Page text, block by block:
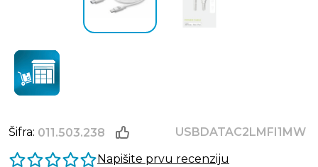
Šifra: 011.503.238
USBDATAC2LMFI1MW
Napišite prvu recenziju